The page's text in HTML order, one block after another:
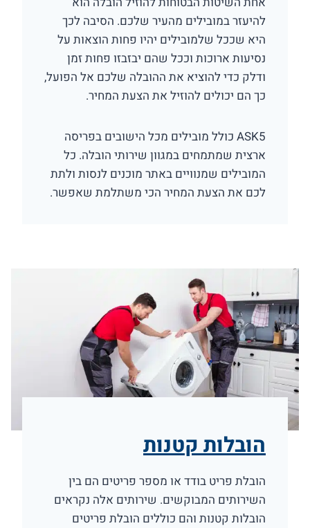
להיעזר במובילים מהעיר שלכם. הסיבה לכך
היא שככל שלמובילים יהיו פחות הוצאות על
נסיעות ארוכות וככל שהם יבזבזו פחות זמן
ודלק כדי להוציא את ההובלה שלכם אל הפועל,
כך הם יכולים להוזיל את הצעת המחיר.
ASK5 כולל מובילים מכל הישובים בפריסה
ארצית שמתמחים במגוון שירותי הובלה. כל
המובילים שמנוויים באתר מוכנים לנסות ולתת
לכם את הצעת המחיר הכי משתלמת שאפשר.
הובלות קטנות
הובלת פריט בודד או מספר פריטים הם בין
השירותים המבוקשים. שירותים אלה נקראים
הובלות קטנות והם כוללים הובלת פריטים